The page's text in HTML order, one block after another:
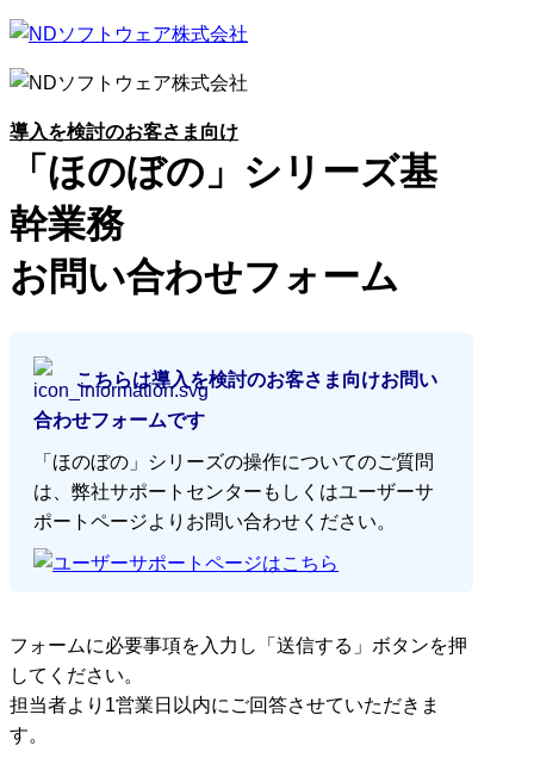
導入を検討のお客さま向け
「ほのぼの」シリーズ基
幹業務
お問い合わせフォーム
こちらは導入を検討のお客さま向けお問い
合わせフォームです
「ほのぼの」シリーズの操作についてのご質問
は、弊社サポートセンターもしくはユーザーサ
ポートページよりお問い合わせください。
フォームに必要事項を入力し「送信する」ボタンを押
してください。
担当者より1営業日以内にご回答させていただきま
す。